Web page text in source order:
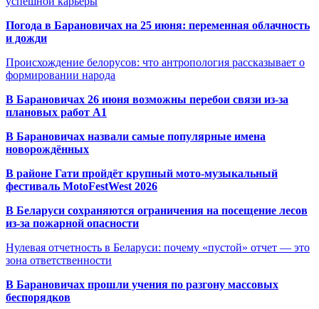
Погода в Барановичах на 25 июня: переменная облачность
и дожди
Происхождение белорусов: что антропология рассказывает о
формировании народа
В Барановичах 26 июня возможны перебои связи из-за
плановых работ A1
В Барановичах назвали самые популярные имена
новорождённых
В районе Гати пройдёт крупный мото-музыкальный
фестиваль MotoFestWest 2026
В Беларуси сохраняются ограничения на посещение лесов
из-за пожарной опасности
Нулевая отчетность в Беларуси: почему «пустой» отчет — это
зона ответственности
В Барановичах прошли учения по разгону массовых
беспорядков